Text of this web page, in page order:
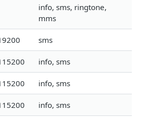
info, sms, ringtone,
mms
sms
info, sms
info, sms
info, sms